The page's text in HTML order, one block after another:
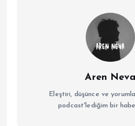
Aren Neva
Eleştiri, düşünce ve
podcast'lediğim bir